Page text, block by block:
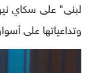
لبنى" على سكاي
وتداعياتها على